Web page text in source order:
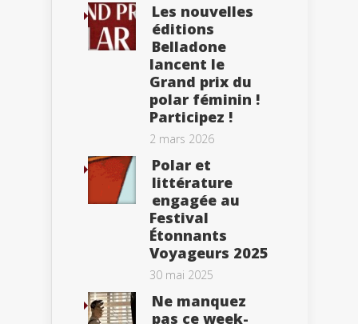
Les nouvelles
éditions
Belladone
lancent le
Grand prix du
polar féminin !
Participez !
2 mars 2026
Polar et
littérature
engagée au
Festival
Étonnants
Voyageurs 2025
30 mai 2025
Ne manquez
pas ce week-